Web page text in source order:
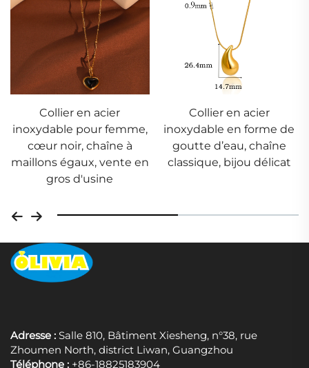
Collier en acier
inoxydable pour femme,
cœur noir, chaîne à
maillons égaux, vente en
gros d'usine
Collier en acier
inoxydable en forme de
goutte d’eau, chaîne
classique, bijou délicat
Adresse : Salle 810, Bâtiment Xiesheng, n°38, rue
Zhoumen North, district Liwan, Guangzhou
Téléphone : +86-18825183904